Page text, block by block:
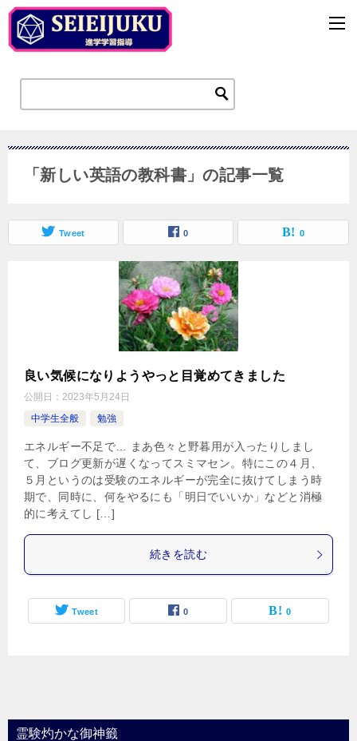
「新しい英語の教科書」の記事一覧
Tweet 0 0
良い気候になりようやっと目覚めてきました
公開日： 2023年5月24日
中学生全般
勉強
エネルギー不足で… まあ色々と野暮用が入ったりしまし
て、ブログ更新が遅くなってスミマセン。特にこの４月、
５月というのは受験のエネルギーが完全に抜けてしまう時
期で、同時に、何をやるにも「明日でいいか」などと消極
的に考えてし […]
続きを読む
Tweet 0 0
霊験灼かな御神籤